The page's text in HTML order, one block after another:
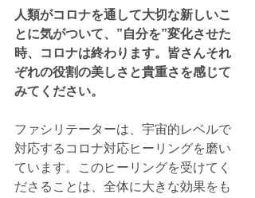
人類がコロナを通して大切な新しいこ
とに気がついて、”自分を”変化させた
時、コロナは終わります。皆さんそれ
ぞれの役割の美しさと貴重さを感じて
みてください。
ファシリテーターは、宇宙的レベルで
対応するコロナ対応ヒーリングを磨い
ています。このヒーリングを受けてく
ださることは、全体に大きな効果をも